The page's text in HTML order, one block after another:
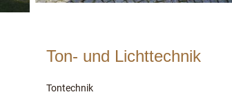
Ton- und Lichttechnik
Tontechnik